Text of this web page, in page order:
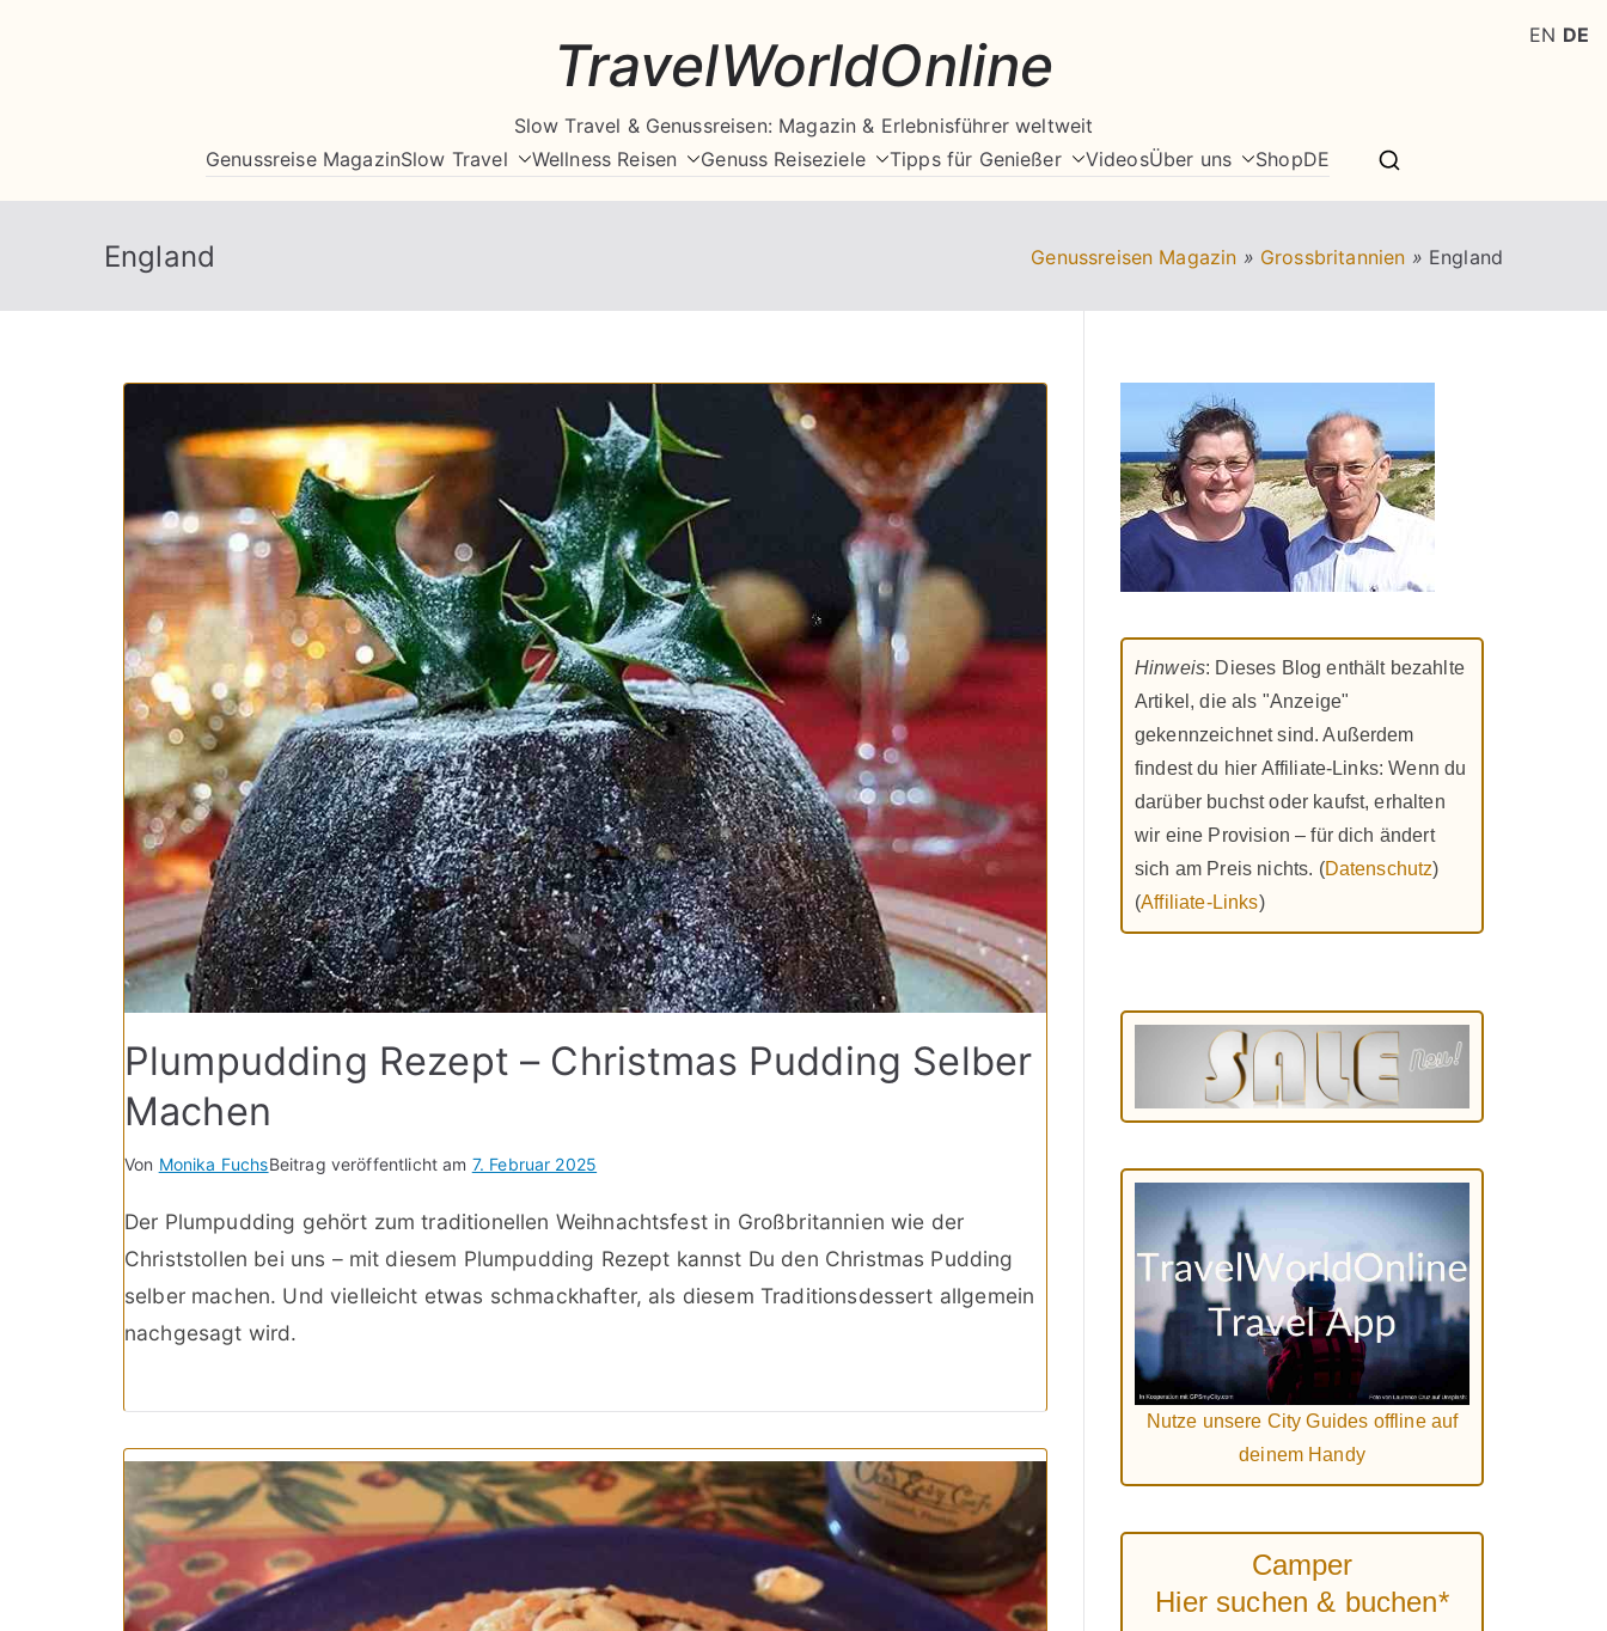
TravelWorldOnline
Slow Travel & Genussreisen: Magazin & Erlebnisführer weltweit
Genussreise MagazinSlow Travel Wellness Reisen Genuss Reiseziele Tipps für Genießer VideosÜber uns ShopDE
England Genussreisen Magazin » Grossbritannien » England
Plumpudding Rezept – Christmas Pudding Selber
Machen
Von Monika FuchsBeitrag veröffentlicht am 7. Februar 2025
Der Plumpudding gehört zum traditionellen Weihnachtsfest in Großbritannien wie der
Christstollen bei uns – mit diesem Plumpudding Rezept kannst Du den Christmas Pudding
selber machen. Und vielleicht etwas schmackhafter, als diesem Traditionsdessert allgemein
nachgesagt wird.
Hinweis: Dieses Blog enthält bezahlte
Artikel, die als "Anzeige"
gekennzeichnet sind. Außerdem
findest du hier Affiliate-Links: Wenn du
darüber buchst oder kaufst, erhalten
wir eine Provision – für dich ändert
sich am Preis nichts. (Datenschutz)
(Affiliate-Links)
Nutze unsere City Guides offline auf
deinem Handy
Camper
Hier suchen & buchen*
EN DE